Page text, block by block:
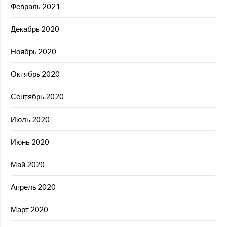
Февраль 2021
Декабрь 2020
Ноябрь 2020
Октябрь 2020
Сентябрь 2020
Июль 2020
Июнь 2020
Май 2020
Апрель 2020
Март 2020